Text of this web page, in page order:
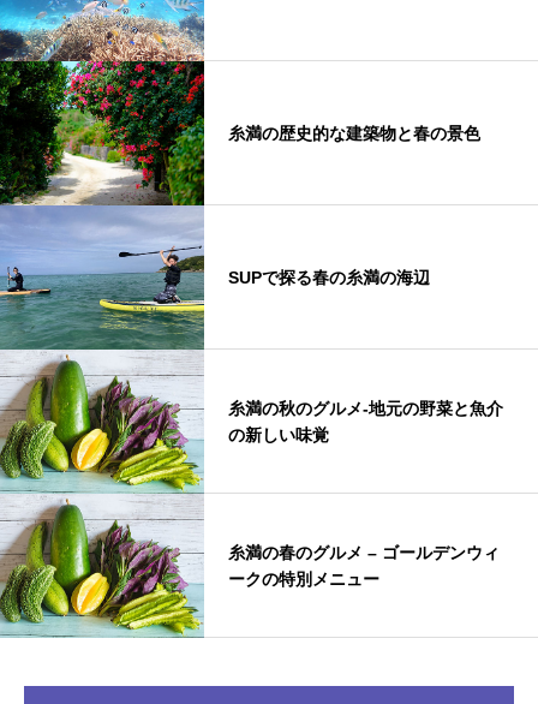
糸満の歴史的な建築物と春の景色
SUPで探る春の糸満の海辺
糸満の秋のグルメ-地元の野菜と魚介
の新しい味覚
糸満の春のグルメ – ゴールデンウィ
ークの特別メニュー